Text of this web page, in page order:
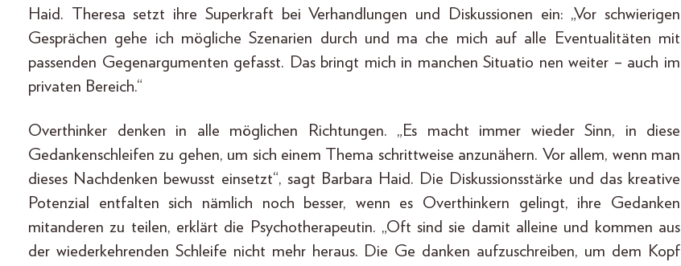
Haid. Theresa setzt ihre Superkraft bei Verhandlungen und Diskussionen ein: „Vor schwierigen
Gesprächen gehe ich mögliche Szenarien durch und ma che mich auf alle Eventualitäten mit
passenden Gegenargumenten gefasst. Das bringt mich in manchen Situatio nen weiter – auch im
privaten Bereich.“
Overthinker denken in alle möglichen Richtungen. „Es macht immer wieder Sinn, in diese
Gedankenschleifen zu gehen, um sich einem Thema schrittweise anzunähern. Vor allem, wenn man
dieses Nachdenken bewusst einsetzt“, sagt Barbara Haid. Die Diskussionsstärke und das kreative
Potenzial entfalten sich nämlich noch besser, wenn es Overthinkern gelingt, ihre Gedanken
mitanderen zu teilen, erklärt die Psychotherapeutin. „Oft sind sie damit alleine und kommen aus
der wiederkehrenden Schleife nicht mehr heraus. Die Ge danken aufzuschreiben, um dem Kopf